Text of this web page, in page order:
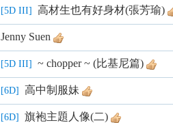
[5D III] 高材生也有好身材(張芳瑜)
Jenny Suen
[5D III] ~ chopper ~ (比基尼篇)
[6D] 高中制服妹
[6D] 旗袍主題人像(二)